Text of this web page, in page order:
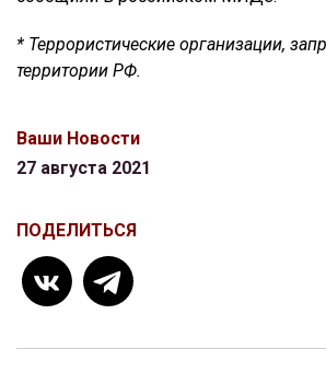
* Террористические организации,
территории РФ.
Ваши Новости
27 августа 2021
ПОДЕЛИТЬСЯ